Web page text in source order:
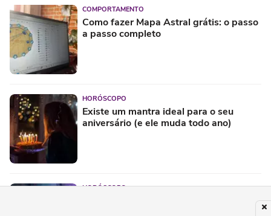
COMPORTAMENTO
Como fazer Mapa Astral grátis: o passo
a passo completo
HORÓSCOPO
Existe um mantra ideal para o seu
aniversário (e ele muda todo ano)
HORÓSCOPO